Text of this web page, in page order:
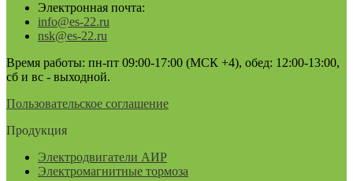
Электронная почта:
info@es-22.ru
nsk@es-22.ru
Время работы: пн-пт 09:00-17:00 (МСК +4), обед: 12:00-13:00,
сб и вс - выходной.
Пользовательское соглашение
Продукция
Электродвигатели АИР
Электромагнитные тормоза